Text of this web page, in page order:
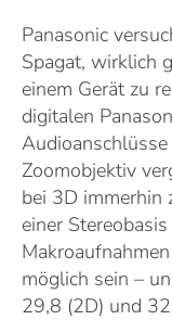
Panasonic
Spagat, wirklich
einem Gerät zu
digitalen
Zoomobjektiv
bei 3D immerhin
einer
möglich sein –
29,8 (2D) und